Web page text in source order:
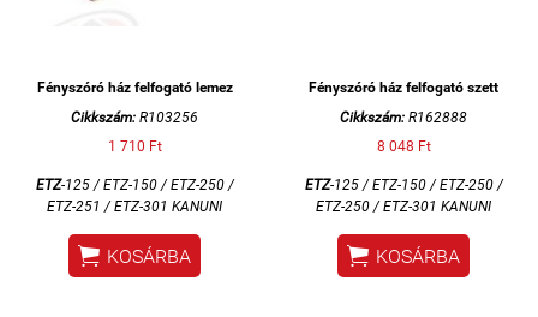
Fényszóró ház felfogató lemez
Cikkszám: R103256
1 710 Ft
ETZ-125 / ETZ-150 / ETZ-250 /
ETZ-251 / ETZ-301 KANUNI
 KOSÁRBA
Fényszóró ház felfogató szett
Cikkszám: R162888
8 048 Ft
ETZ-125 / ETZ-150 / ETZ-250 /
ETZ-250 / ETZ-301 KANUNI
 KOSÁRBA